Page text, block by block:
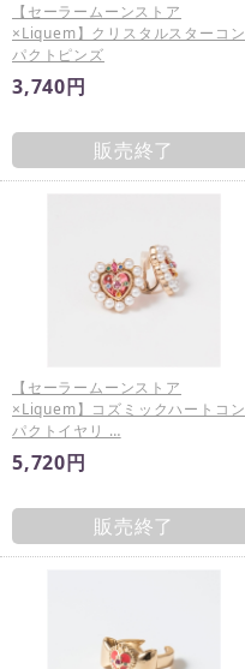
【セーラームーンストア
×Liquem】クリスタルスターコン
パクトピンズ
3,740円
販売終了
【セーラームーンストア
×Liquem】コズミックハートコン
パクトイヤリ …
5,720円
販売終了